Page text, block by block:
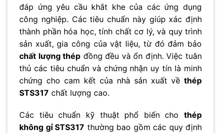
đáp ứng yêu cầu khắt khe của các ứng dụng
công nghiệp. Các tiêu chuẩn này giúp xác định
thành phần hóa học, tính chất cơ lý, và quy trình
sản xuất, gia công của vật liệu, từ đó đảm bảo
chất lượng thép đồng đều và ổn định. Việc tuân
thủ các tiêu chuẩn và chứng nhận uy tín là minh
chứng cho cam kết của nhà sản xuất về thép
STS317 chất lượng cao.
Các tiêu chuẩn kỹ thuật phổ biến cho thép
không gỉ STS317 thường bao gồm các quy định